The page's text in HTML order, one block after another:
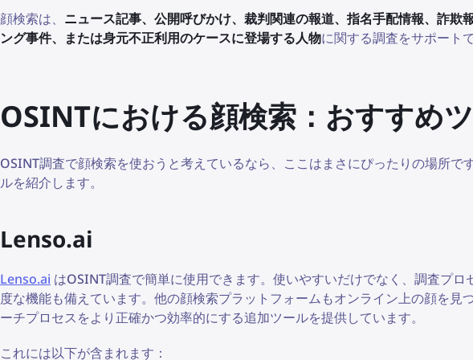
顔検索は、 ニュース記事、公開呼びかけ、裁判関連の報道、指名手配情報、詐欺
ング事件、または身元不正利用のケースに登場する人物に関する調査をサポートで
OSINTにおける顔検索：おすすめ
OSINT調査で顔検索を使おうと考えているなら、ここはまさにぴったりの場所で
ルを紹介します。
Lenso.ai
Lenso.ai はOSINT調査で簡単に使用できます。使いやすいだけでなく、調査プ
度な機能も備えています。他の顔検索プラットフォームもオンライン上の顔を見
ーチプロセスをより正確かつ効率的にする追加ツールを提供しています。
これには以下が含まれます：